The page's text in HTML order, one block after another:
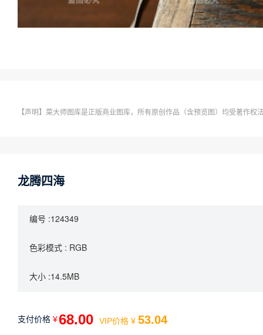
【声明】菜大师图库是正版商业图库，所有原创作品（含预览图）均受著作
龙腾四海
编号 :124349
色彩模式 : RGB
大小 :14.5MB
支付价格 ¥68.00 VIP价格 ¥ 53.04